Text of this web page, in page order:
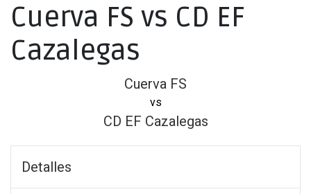
Cuerva FS vs CD EF
Cazalegas
Cuerva FS
vs
CD EF Cazalegas
Detalles